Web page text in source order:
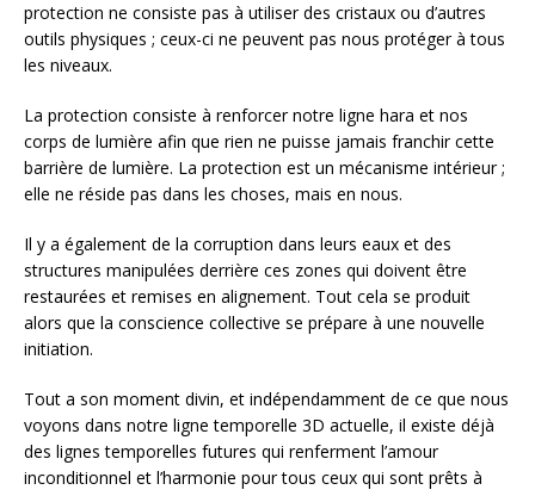
protection ne consiste pas à utiliser des cristaux ou d’autres
outils physiques ; ceux-ci ne peuvent pas nous protéger à tous
les niveaux.
La protection consiste à renforcer notre ligne hara et nos
corps de lumière afin que rien ne puisse jamais franchir cette
barrière de lumière. La protection est un mécanisme intérieur ;
elle ne réside pas dans les choses, mais en nous.
Il y a également de la corruption dans leurs eaux et des
structures manipulées derrière ces zones qui doivent être
restaurées et remises en alignement. Tout cela se produit
alors que la conscience collective se prépare à une nouvelle
initiation.
Tout a son moment divin, et indépendamment de ce que nous
voyons dans notre ligne temporelle 3D actuelle, il existe déjà
des lignes temporelles futures qui renferment l’amour
inconditionnel et l’harmonie pour tous ceux qui sont prêts à